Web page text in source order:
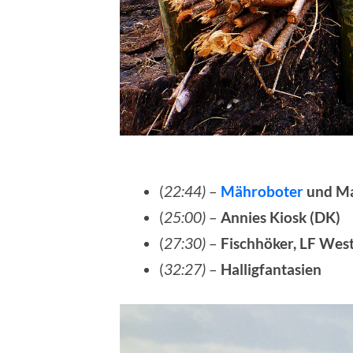
(22:44) – Mähroboter und
(25:00) – Annies Kiosk (DK)
(27:30) – Fischhöker, LF
(32:27) – Halligfantasien